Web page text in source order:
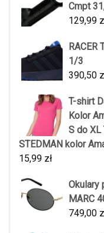
Cmpt
129,99
RACER
1/3
390,50
T-shirt
Kolor
S do XL
STEDMAN kolor
15,99 zł
Okulary
MARC
749,00